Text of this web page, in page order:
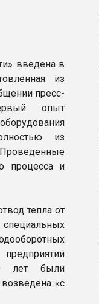
введена в
из
пресс-
опыт
из
процесса и
тепла от
лет были
«с